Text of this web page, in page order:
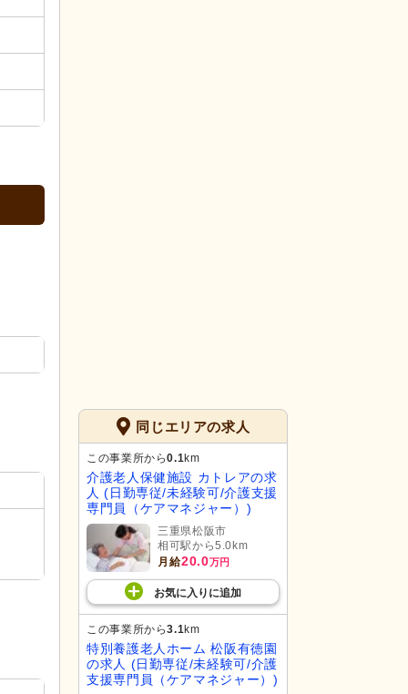
同じエリアの求人
この事業所から0.1km
介護老人保健施設 カトレアの求
人 (日勤専従/未経験可/介護支援
専門員（ケアマネジャー）)
三重県松阪市
相可駅から5.0km
月給20.0万円
お気に入り に追加
この事業所から3.1km
特別養護老人ホーム 松阪有徳園
の求人 (日勤専従/未経験可/介護
支援専門員（ケアマネジャー）)